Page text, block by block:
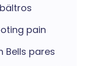
pain
Bells pares